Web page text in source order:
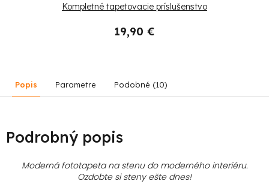
Kompletné tapetovacie príslušenstvo
19,90 €
Popis Parametre Podobné (10)
Podrobný popis
Moderná fototapeta na stenu do moderného interiéru.
Ozdobte si steny ešte dnes!